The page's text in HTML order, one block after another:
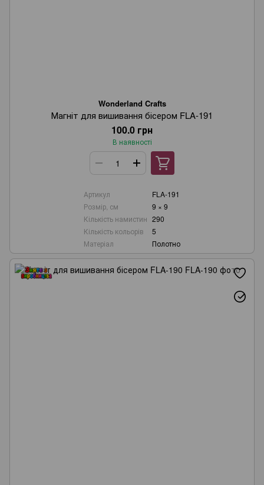
Wonderland Crafts
Магніт для вишивання бісером FLA-191
100.0 грн
В наявності
Артикул
FLA-191
Розмір, см
9 × 9
Кількість намистин 290
Кількість кольорів
5
Матеріал
Полотно